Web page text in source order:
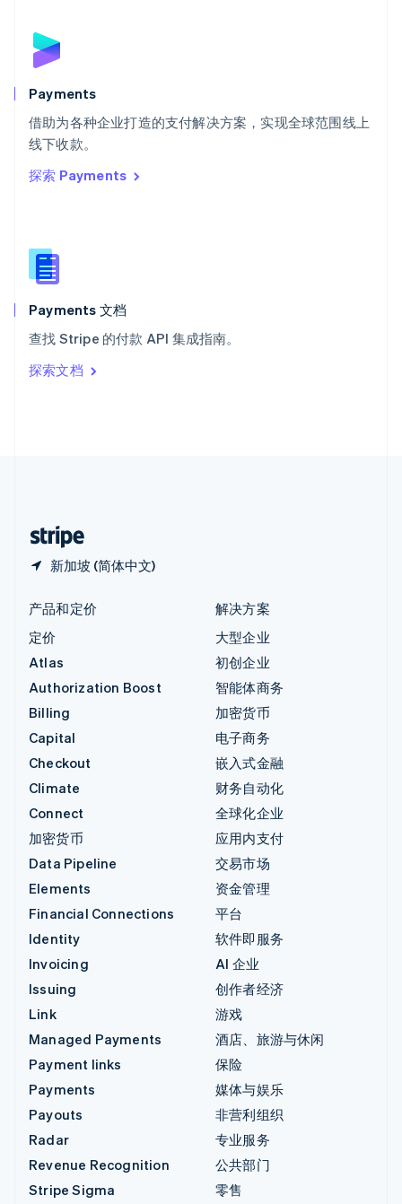
Payments
借助为各种企业打造的支付解决方案，实现全球范围线上
线下收款。
探索 Payments
Payments 文档
查找 Stripe 的付款 API 集成指南。
探索文档
新加坡 (简体中文)
English
斯洛文尼亚
泰国
ไทยEnglish
希腊
English
西班牙
新西兰
English
匈牙利
English
ItalianoEnglish
印度
English
产品和定价
定价
Atlas
Authorization Boost
Billing
Capital
Checkout
Climate
Connect
加密货币
Data Pipeline
Elements
Financial Connections
Identity
Invoicing
Issuing
Link
Managed Payments
Payment links
Payments
Payouts
Radar
Revenue Recognition
Stripe Sigma
解决方案
大型企业
初创企业
智能体商务
加密货币
电子商务
嵌入式金融
财务自动化
全球化企业
应用内支付
交易市场
资金管理
平台
软件即服务
AI 企业
创作者经济
游戏
酒店、旅游与休闲
保险
媒体与娱乐
非营利组织
专业服务
公共部门
零售